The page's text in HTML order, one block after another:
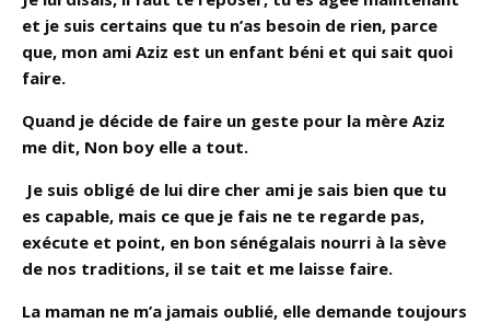
et je suis certains que tu n’as besoin de rien, parce
que, mon ami Aziz est un enfant béni et qui sait quoi
faire.
Quand je décide de faire un geste pour la mère Aziz
me dit, Non boy elle a tout.
Je suis obligé de lui dire cher ami je sais bien que tu
es capable, mais ce que je fais ne te regarde pas,
exécute et point, en bon sénégalais nourri à la sève
de nos traditions, il se tait et me laisse faire.
La maman ne m’a jamais oublié, elle demande toujours